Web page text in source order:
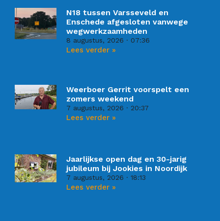
N18 tussen Varsseveld en
Enschede afgesloten vanwege
wegwerkzaamheden
8 augustus, 2026 07:36
Lees verder »
Weerboer Gerrit voorspelt een
zomers weekend
7 augustus, 2026 20:37
Lees verder »
Jaarlijkse open dag en 30-jarig
jubileum bij Jookies in Noordijk
7 augustus, 2026 18:13
Lees verder »